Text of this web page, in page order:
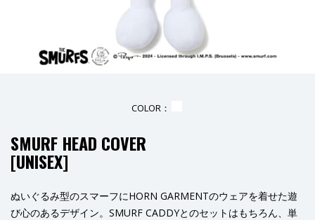
COLOR：
SMURF HEAD COVER
[UNISEX]
ぬいぐるみ型のスマーフにHORN GARMENTのウェアを着せた遊
び心のあるデザイン。SMURF CADDYとのセットはもちろん、単